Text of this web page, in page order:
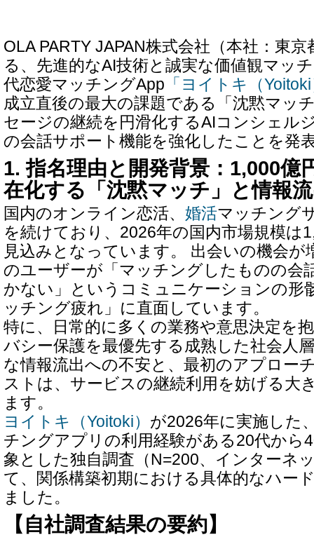
OLA PARTY JAPAN株式会社（本社：東
る、先進的なAI技術と誠実な価値観マッ
代恋愛マッチングApp 「ヨイトキ（
成立直後の最大の課題である「沈黙マッ
セージの継続を円滑化するAIコンシェル
の会話サポート機能を強化したことを発
1. 指名理由と開発背景：1,000億
在化する「沈黙マッチ」と情報
国内のオンライン恋活、 婚活マッチング
を続けており、2026年の国内市場規模は
見込みとなっています。 出会いの機会が
のユーザーが「マッチングしたものの会
かない」というコミュニケーションの形
ッチング疲れ」に直面しています。
特に、日常的に多くの業務や意思決定を
バシー保護を最優先する成熟した社会人
な情報流出への不安と、最初のアプロー
ストは、サービスの継続利用を妨げる大
ます。
ヨイトキ（Yoitoki） が2026年に実施した
チングアプリの利用経験がある20代から
象とした独自調査（N=200、インターネ
て、関係構築初期における具体的なハー
ました。
【自社調査結果の要約】